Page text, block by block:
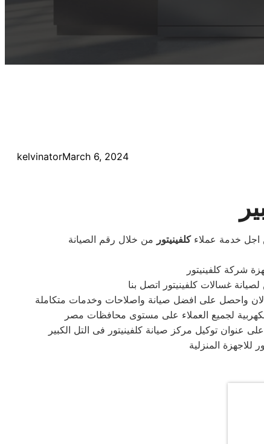
kelvinatorMarch 6, 2024
اجل خدمة عملاءكلفينيتور من خلال رقم الصيانة
شركة كلفينيتور
واحصل على افضل صيانة واصلاحات وخدمات متكاملة
لجميع العملاء على مستوى محافظات مصر
توكيل مركز صيانة كلفينيتور فى التل الكبير
المنزلية